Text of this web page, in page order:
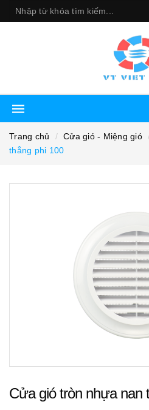
Trang chủ Cửa gió - Miệng gió
thẳng phi 100
Cửa gió tròn nhựa nan